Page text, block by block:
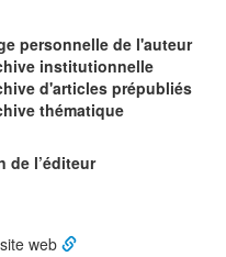
personnelle de l'auteur
institutionnelle
d'articles prépubliés
thématique
de l’éditeur
web